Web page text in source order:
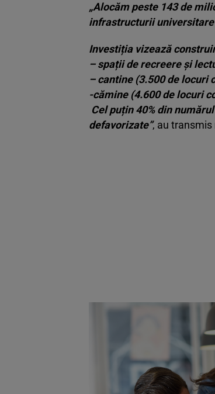
„Alocăm peste 143 de
infrastructurii
Investiția vizează
– spații de recreere și
– cantine (3.500 de locuri
-cămine (4.600 de locuri
Cel puțin 40% din
defavorizate”, au